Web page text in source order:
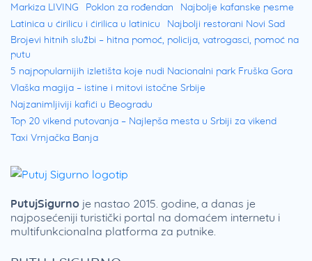
Markiza LIVING
Poklon za rođendan
Najbolje kafanske pesme
Latinica u ćirilicu i ćirilica u latinicu
Najbolji restorani Novi Sad
Brojevi hitnih službi – hitna pomoć, policija, vatrogasci, pomoć na
putu
5 najpopularnijih izletišta koje nudi Nacionalni park Fruška Gora
Vlaška magija – istine i mitovi istočne Srbije
Najzanimljiviji kafići u Beogradu
Top 20 vikend putovanja – Najlepša mesta u Srbiji za vikend
Taxi Vrnjačka Banja
PutujSigurno je nastao 2015. godine, a danas je
najposećeniji turistički portal na domaćem internetu i
multifunkcionalna platforma za putnike.